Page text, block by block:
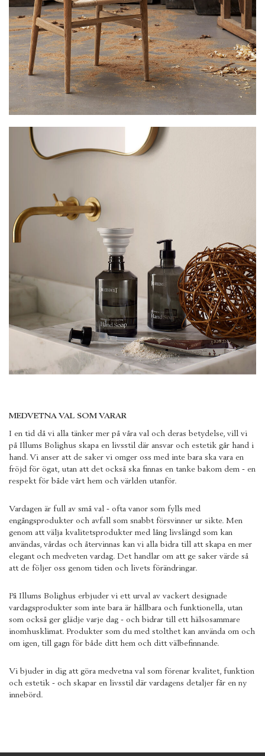
MEDVETNA VAL SOM VARAR
I en tid då vi alla tänker mer på våra val och deras betydelse, vill vi
på Illums Bolighus skapa en livsstil där ansvar och estetik går hand i
hand. Vi anser att de saker vi omger oss med inte bara ska vara en
fröjd för ögat, utan att det också ska finnas en tanke bakom dem - en
respekt för både vårt hem och världen utanför.
Vardagen är full av små val - ofta vanor som fylls med
engångsprodukter och avfall som snabbt försvinner ur sikte. Men
genom att välja kvalitetsprodukter med lång livslängd som kan
användas, vårdas och återvinnas kan vi alla bidra till att skapa en mer
elegant och medveten vardag. Det handlar om att ge saker värde så
att de följer oss genom tiden och livets förändringar.
På Illums Bolighus erbjuder vi ett urval av vackert designade
vardagsprodukter som inte bara är hållbara och funktionella, utan
som också ger glädje varje dag - och bidrar till ett hälsosammare
inomhusklimat. Produkter som du med stolthet kan använda om och
om igen, till gagn för både ditt hem och ditt välbefinnande.
Vi bjuder in dig att göra medvetna val som förenar kvalitet, funktion
och estetik - och skapar en livsstil där vardagens detaljer får en ny
innebörd.